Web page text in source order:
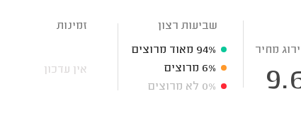
מחיר
שביעות רצון
94% מאוד מרוצים
6% מרוצים
0% לא מרוצים
זמינות
אין עדכון